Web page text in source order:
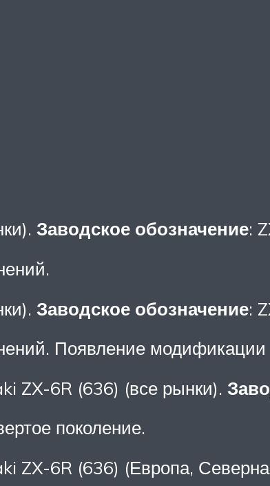
Заводское обозначение:
Заводское обозначение:
Появление
ZX-6R (636) (все рынки).
поколение.
ZX-6R (636) (Европа,